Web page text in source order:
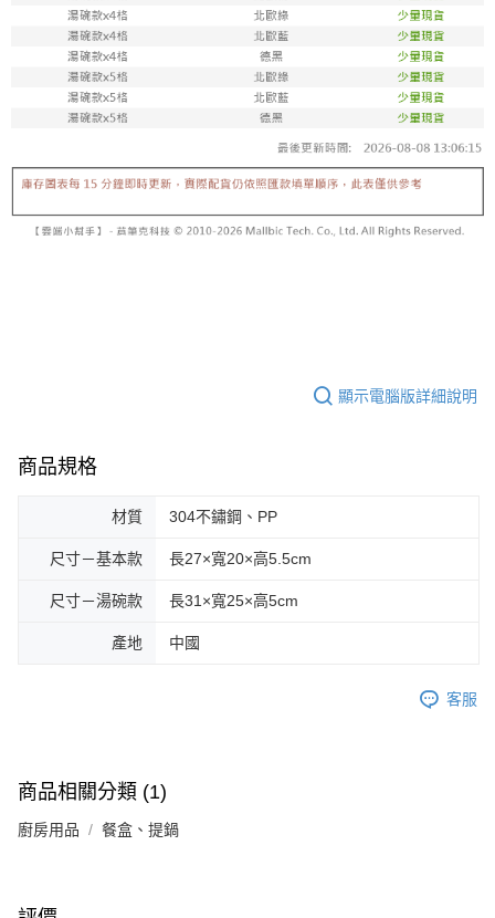
顯示電腦版詳細說明
商品規格
材質 304不鏽鋼、PP
尺寸－基本款 長27×寬20×高5.5cm
尺寸－湯碗款 長31×寬25×高5cm
產地 中國
客服
商品相關分類 (1)
廚房用品 餐盒、提鍋